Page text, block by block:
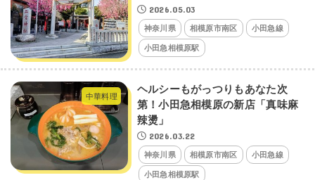
2026.05.03
神奈川県 相模原市南区 小田急線
小田急相模原駅
中華料理
ヘルシーもがっつりもあなた次
第！小田急相模原の新店「真味麻
辣燙」
2026.03.22
神奈川県 相模原市南区 小田急線
小田急相模原駅